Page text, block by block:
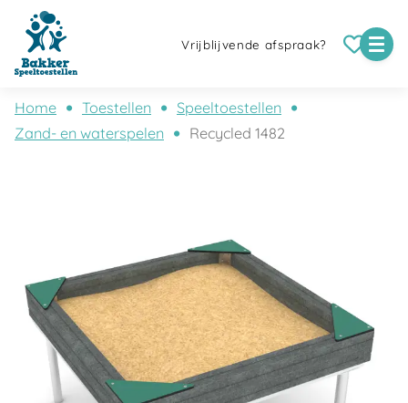
Vrijblijvende afspraak?
Home Toestellen
Speeltoestellen
Zand- en waterspelen
Recycled 1482